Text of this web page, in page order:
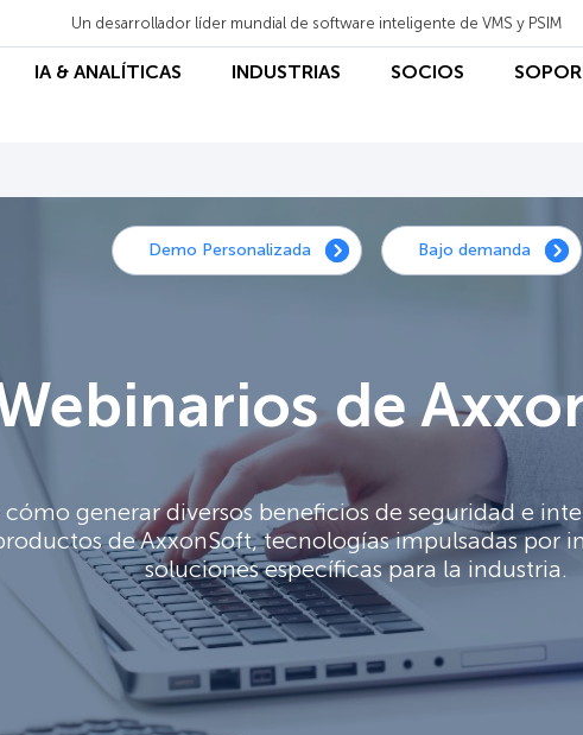
Un desarrollador líder mundial de software inteligente de VMS y PSIM
IA & ANALÍTICAS INDUSTRIAS SOCIOS
Demo Personalizada Bajo demanda
de
generar diversos beneficios de seguridad e
de AxxonSoft, tecnologías impulsadas por
soluciones específicas para la industria.